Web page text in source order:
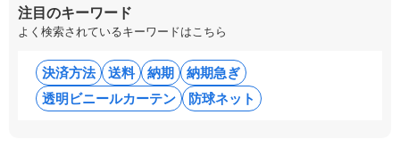
注目のキーワード
よく検索されているキーワードはこちら
決済方法 送料 納期
納期急ぎ
透明ビニールカーテン
防球ネット